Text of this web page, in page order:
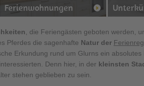
Ferienwohnungen
, die Feriengästen geboten werden,
Pferdes die sagenhafte Natur der
Erkundung rund um Glurns ein
Denn hier, in der kleinsten
stehen geblieben zu sein.